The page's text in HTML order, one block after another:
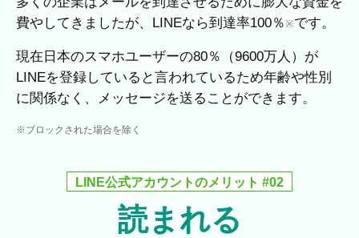
費やしてきましたが、LINEなら到達率100％※です。
現在日本のスマホユーザーの80％（9600万人）が
LINEを登録していると言われているため年齢や性別
に関係なく、メッセージを送ることができます。
※ブロックされた場合を除く
LINE公式アカウントのメリット #02
読まれる